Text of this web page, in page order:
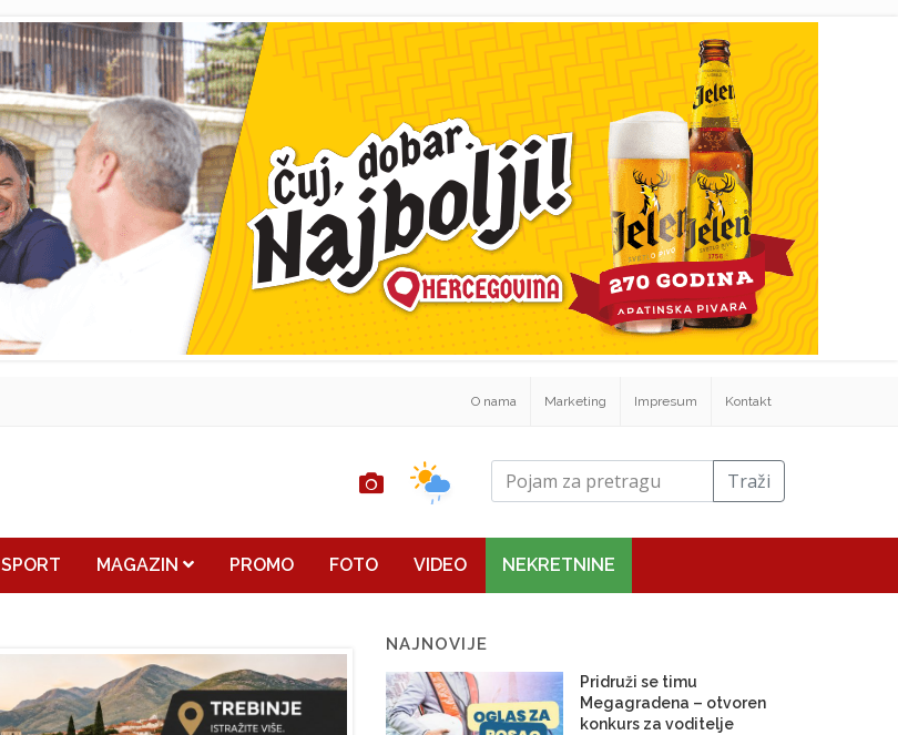
O nama Marketing Impresum Kontakt
Traži
SPORT MAGAZIN PROMO FOTO VIDEO NEKRETNINE
NAJNOVIJE
Pridruži se timu
Megagradena – otvoren
konkurs za voditelje